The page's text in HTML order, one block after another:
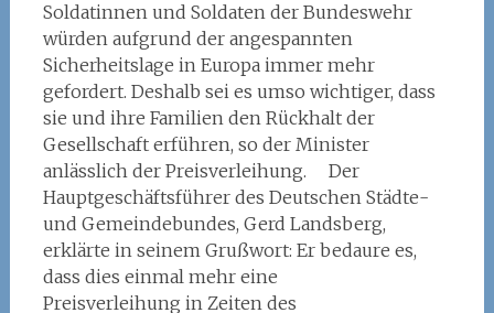
Soldatinnen und Soldaten der Bundeswehr
würden aufgrund der angespannten
Sicherheitslage in Europa immer mehr
gefordert. Deshalb sei es umso wichtiger, dass
sie und ihre Familien den Rückhalt der
Gesellschaft erführen, so der Minister
anlässlich der Preisverleihung. Der
Hauptgeschäftsführer des Deutschen Städte-
und Gemeindebundes, Gerd Landsberg,
erklärte in seinem Grußwort: Er bedaure es,
dass dies einmal mehr eine
Preisverleihung in Zeiten des